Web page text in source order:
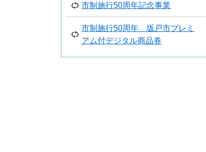
市制施行50周年記念事業
市制施行50周年 坂戸市プレミ
アム付デジタル商品券